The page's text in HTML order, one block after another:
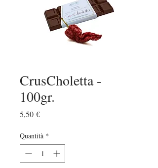
CrusCholetta -
100gr.
5,50 €Prezzo
Quantità *